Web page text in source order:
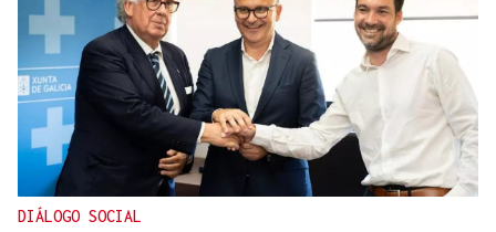
DIÁLOGO SOCIAL